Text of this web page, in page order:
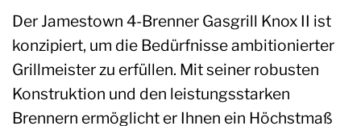
Der Jamestown 4-Brenner Gasgrill Knox II ist
konzipiert, um die Bedürfnisse ambitionierter
Grillmeister zu erfüllen. Mit seiner robusten
Konstruktion und den leistungsstarken
Brennern ermöglicht er Ihnen ein Höchstmaß